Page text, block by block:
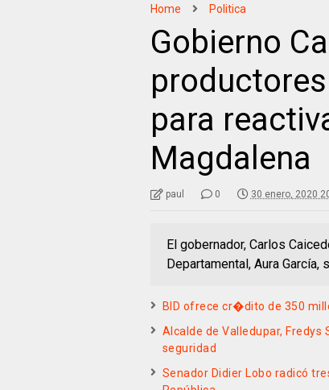
Home Politica
Gobierno
para
Magdalena
paul 0 30 enero, 2020
El gobernador, Carlos
Departamental, Aura
BID ofrece cr�dito de 350
Alcalde de Valledupar,
seguridad
Senador Didier Lobo radicó